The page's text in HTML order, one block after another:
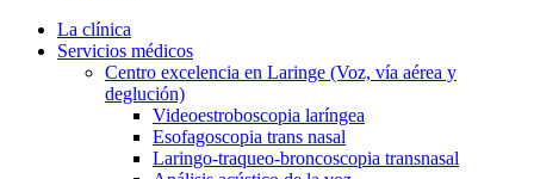
La clínica
Servicios médicos
Centro excelencia en Laringe (Voz, vía aérea y
deglución)
Videoestroboscopia laríngea
Esofagoscopia trans nasal
Laringo-traqueo-broncoscopia transnasal